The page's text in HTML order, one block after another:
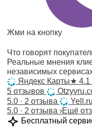
Жми на кнопку
Что говорят
Реальные мнения
независимых
Яндекс Карты★ 4.1
5 отзывов
5.0 · 2 отзыва
Yell.ru
5.0 · 2 отзыва ›Ещё
Бесплатный